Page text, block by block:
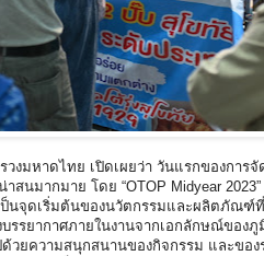
หาดไทย เปิดเผยว่า วันแรกของการจั
สนมากมาย โดย “OTOP Midyear
ป็นจุดเริ่มต้นของนวัตกรรมและผลิตภัณ
รรยากาศภายในงานจากเอกลักษณ์ขอ
ยความสนุกสนานของกิจกรรม และขอ